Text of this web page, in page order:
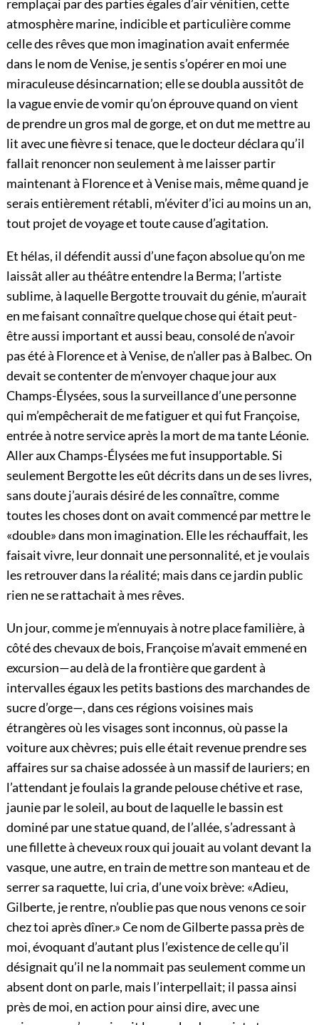
Et hélas, il défendit aussi d’une façon absolue qu’on me
laissât aller au théâtre entendre la Berma; l’artiste
sublime, à laquelle Bergotte trouvait du génie, m’aurait
en me faisant connaître quelque chose qui était peut-
être aussi important et aussi beau, consolé de n’avoir
pas été à Florence et à Venise, de n’aller pas à Balbec. On
devait se contenter de m’envoyer chaque jour aux
Champs-Élysées, sous la surveillance d’une personne
qui m’empêcherait de me fatiguer et qui fut Françoise,
entrée à notre service après la mort de ma tante Léonie.
Aller aux Champs-Élysées me fut insupportable. Si
seulement Bergotte les eût décrits dans un de ses livres,
sans doute j’aurais désiré de les connaître, comme
toutes les choses dont on avait commencé par mettre le
«double» dans mon imagination. Elle les réchauffait, les
faisait vivre, leur donnait une personnalité, et je voulais
les retrouver dans la réalité; mais dans ce jardin public
rien ne se rattachait à mes rêves.
Un jour, comme je m’ennuyais à notre place familière, à
côté des chevaux de bois, Françoise m’avait emmené en
excursion—au delà de la frontière que gardent à
intervalles égaux les petits bastions des marchandes de
sucre d’orge—, dans ces régions voisines mais
étrangères où les visages sont inconnus, où passe la
voiture aux chèvres; puis elle était revenue prendre ses
affaires sur sa chaise adossée à un massif de lauriers; en
l’attendant je foulais la grande pelouse chétive et rase,
jaunie par le soleil, au bout de laquelle le bassin est
dominé par une statue quand, de l’allée, s’adressant à
une fillette à cheveux roux qui jouait au volant devant la
vasque, une autre, en train de mettre son manteau et de
serrer sa raquette, lui cria, d’une voix brève: «Adieu,
Gilberte, je rentre, n’oublie pas que nous venons ce soir
chez toi après dîner.» Ce nom de Gilberte passa près de
moi, évoquant d’autant plus l’existence de celle qu’il
désignait qu’il ne la nommait pas seulement comme un
absent dont on parle, mais l’interpellait; il passa ainsi
près de moi, en action pour ainsi dire, avec une